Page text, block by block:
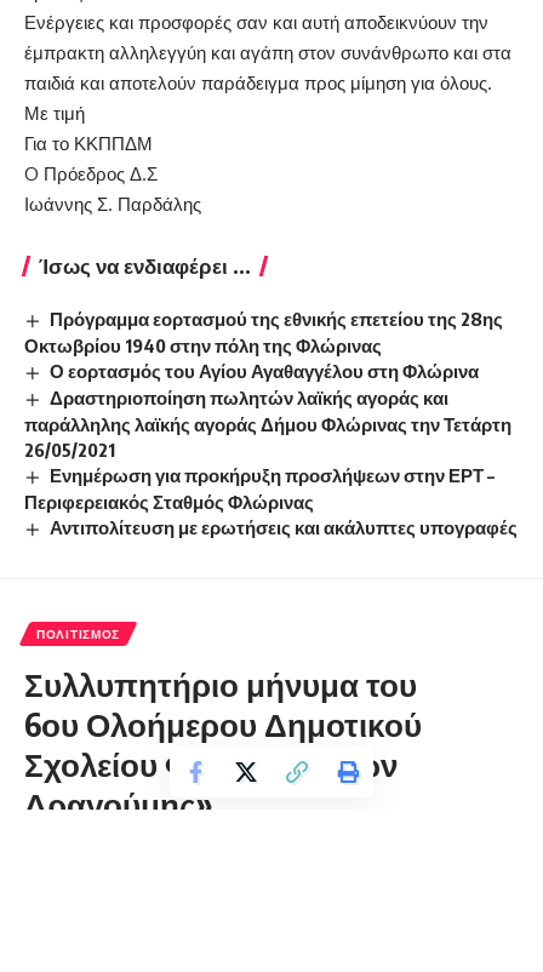
Ενέργειες και προσφορές σαν και αυτή αποδεικνύουν την
έμπρακτη αλληλεγγύη και αγάπη στον συνάνθρωπο και στα
παιδιά και αποτελούν παράδειγμα προς μίμηση για όλους.
Με τιμή
Για το ΚΚΠΠΔΜ
O Πρόεδρος Δ.Σ
Ιωάννης Σ. Παρδάλης
Ίσως να ενδιαφέρει ...
Πρόγραμμα εορτασμού της εθνικής επετείου της 28ης
Οκτωβρίου 1940 στην πόλη της Φλώρινας
Ο εορτασμός του Αγίου Αγαθαγγέλου στη Φλώρινα
Δραστηριοποίηση πωλητών λαϊκής αγοράς και
παράλληλης λαϊκής αγοράς Δήμου Φλώρινας την Τετάρτη
26/05/2021
Ενημέρωση για προκήρυξη προσλήψεων στην ΕΡΤ –
Περιφερειακός Σταθμός Φλώρινας
Αντιπολίτευση με ερωτήσεις και ακάλυπτες υπογραφές
ΠΟΛΙΤΙΣΜΌΣ
Συλλυπητήριο μήνυμα του
6ου Ολοήμερου Δημοτικού
Σχολείου Φλώρινας «Ίων
Δραγούμης»